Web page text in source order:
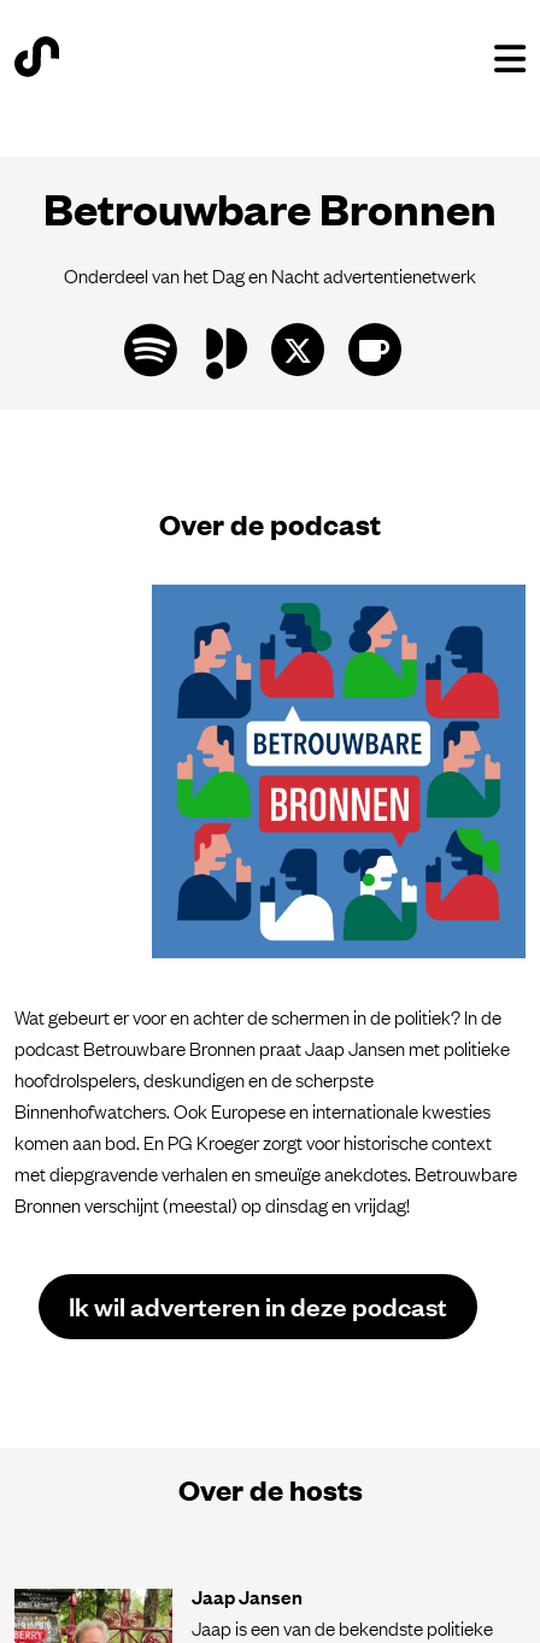
Betrouwbare Bronnen
Onderdeel van het Dag en Nacht advertentienetwerk
Over de podcast
Wat gebeurt er voor en achter de schermen in de politiek? In de
podcast Betrouwbare Bronnen praat Jaap Jansen met politieke
hoofdrolspelers, deskundigen en de scherpste
Binnenhofwatchers. Ook Europese en internationale kwesties
komen aan bod. En PG Kroeger zorgt voor historische context
met diepgravende verhalen en smeuïge anekdotes. Betrouwbare
Bronnen verschijnt (meestal) op dinsdag en vrijdag!
Ik wil adverteren in deze podcast
Over de hosts
Jaap Jansen
Jaap is een van de bekendste politieke